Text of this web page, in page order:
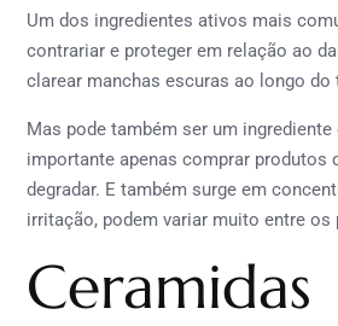
Um dos ingredientes ativos mais
contrariar e proteger em relação ao
clarear manchas escuras ao longo do
Mas pode também ser um
importante apenas comprar produtos
degradar. E também surge em
irritação, podem variar muito entre os
Ceramidas